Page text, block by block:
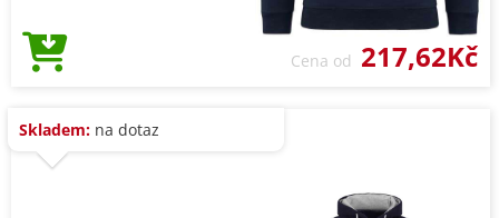
Cena od 217,62Kč
Skladem: na dotaz